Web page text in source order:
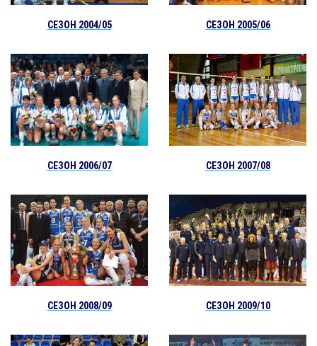
СЕЗОН 2004/05 СЕЗОН 2005/06
СЕЗОН 2006/07 СЕЗОН 2007/08
СЕЗОН 2008/09 СЕЗОН 2009/10